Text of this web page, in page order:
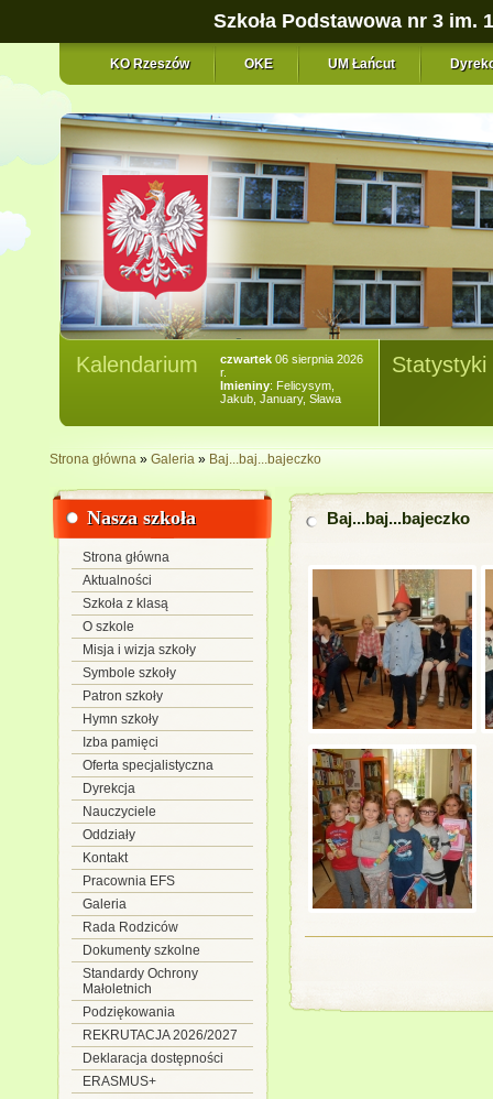
Szkoła Podstawowa nr 3 im.
KO Rzeszów OKE UM Łańcut
czwartek 06 sierpnia 2026
r.
Imieniny: Felicysym,
Jakub, January, Sława
Kalendarium Statystyki
Strona główna» Galeria» Baj...baj...bajeczko
Nasza szkoła
Strona główna
Aktualności
Szkoła z klasą
O szkole
Misja i wizja szkoły
Symbole szkoły
Patron szkoły
Hymn szkoły
Izba pamięci
Oferta specjalistyczna
Dyrekcja
Nauczyciele
Oddziały
Kontakt
Pracownia EFS
Galeria
Rada Rodziców
Dokumenty szkolne
Standardy Ochrony
Małoletnich
Podziękowania
REKRUTACJA 2026/2027
Deklaracja dostępności
ERASMUS+
Baj...baj...bajeczko